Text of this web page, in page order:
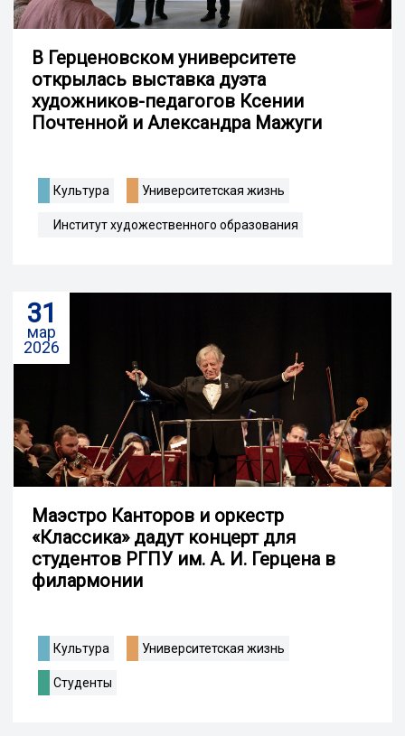
В Герценовском университете
открылась выставка дуэта
художников-педагогов Ксении
Почтенной и Александра Мажуги
Культура Университетская жизнь
Институт художественного образования
31
мар
2026
Маэстро Канторов и оркестр
«Классика» дадут концерт для
студентов РГПУ им. А. И. Герцена в
филармонии
Культура Университетская жизнь
Студенты